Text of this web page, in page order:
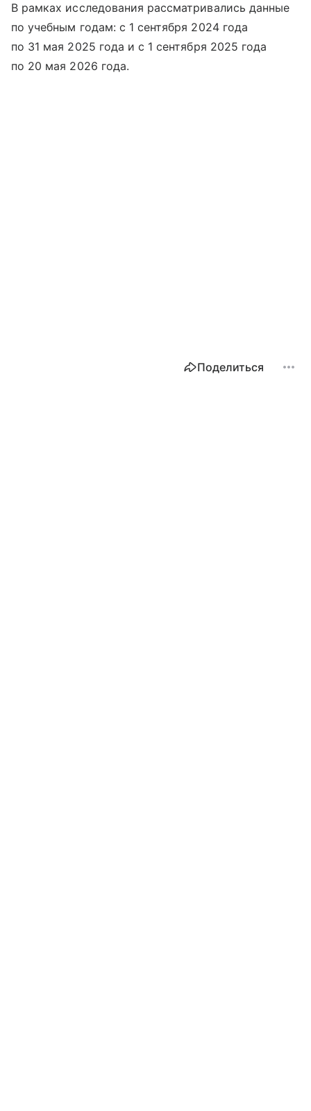
В рамках исследования рассматривались данные
по учебным годам: с 1 сентября 2024 года
по 31 мая 2025 года и с 1 сентября 2025 года
по 20 мая 2026 года.
Поделиться